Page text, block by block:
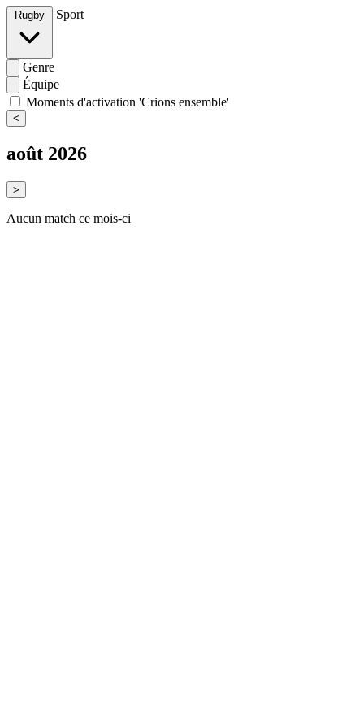
Rugby Sport
Genre
Équipe
Moments d'activation 'Crions ensemble'
<
août 2026
>
Aucun match ce mois-ci